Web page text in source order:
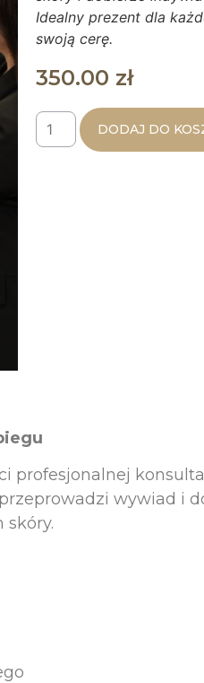
Idealny prezent dla
swoją cerę.
350.00 zł
DODAJ DO
profesjonalnej
wywiad i